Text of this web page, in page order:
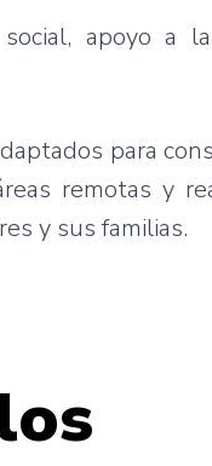
apoyo a
para
remotas y
y sus familias.